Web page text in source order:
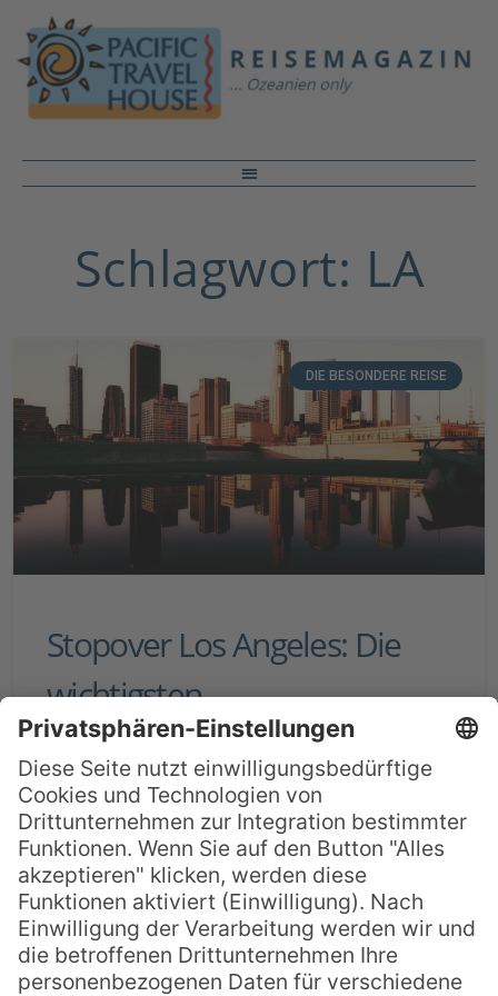
Schlagwort: LA
DIE BESONDERE REISE
Stopover Los Angeles: Die
wichtigsten
Sehenswürdigkeiten in 3
Tagen
Los Angeles ist ein Mythos. Es ist die
Amerikanische Großstadt schlechthin,
gewissermaßen Amerikas Archetyp. Hier
werden Träume gemacht und zerplatzen,
hier glitzern und funkeln die Stadtviertel